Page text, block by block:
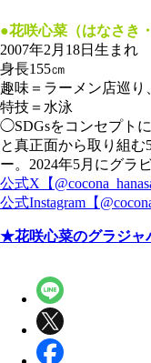
●花咲心菜（はなさき
2007年2月18日生ま
身長155㎝
趣味＝ラーメン店巡
特技＝水泳
◯SDGsをコンセプト
と真正面から取り組
ー。2024年5月にグラ
公式X【
公式Instagram【
★花咲心菜のグラジャ